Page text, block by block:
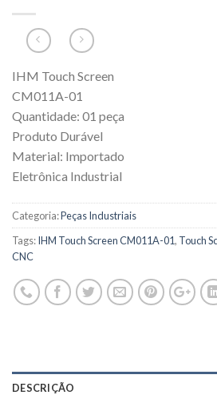
IHM Touch Screen
CM011A-01
Quantidade: 01 peça
Produto Durável
Material: Importado
Eletrônica Industrial
Categoria:Peças Industriais
Tags:IHM Touch Screen CM011A-01, Touch
CNC
DESCRIÇÃO